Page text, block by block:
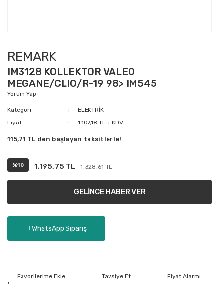
REMARK
IM3128 KOLLEKTOR VALEO
MEGANE/CLIO/R-19 98> IM545
Yorum Yap
Kategori
ELEKTRİK
Fiyat
1.107,18 TL + KDV
115,71 TL den başlayan taksitlerle!
%10 1.195,75 TL 1.328,61 TL
GELİNCE HABER VER
WhatsApp Sipariş
Tavsiye Et Fiyat Alarmı